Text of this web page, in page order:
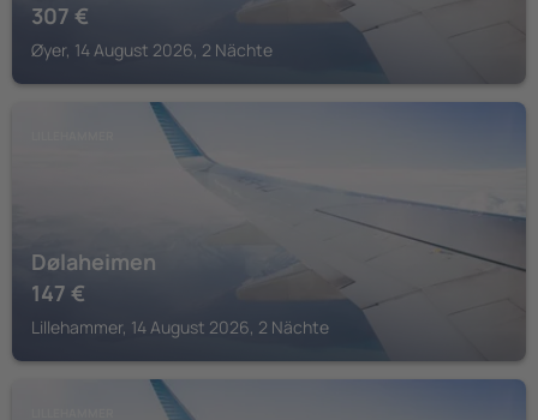
307 €
Øyer, 14 August 2026, 2 Nächte
Dølaheimen
147 €
Lillehammer, 14 August 2026, 2 Nächte